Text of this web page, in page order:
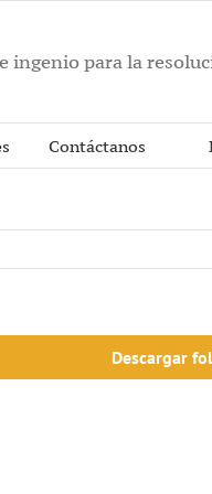
ingenio para la
Contáctanos
Descargar